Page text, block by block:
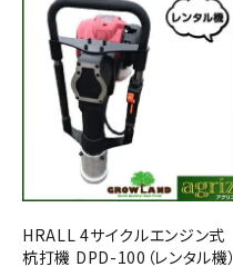
HRALL 4サイクルエンジン式
杭打機 DPD-100（レンタル機）